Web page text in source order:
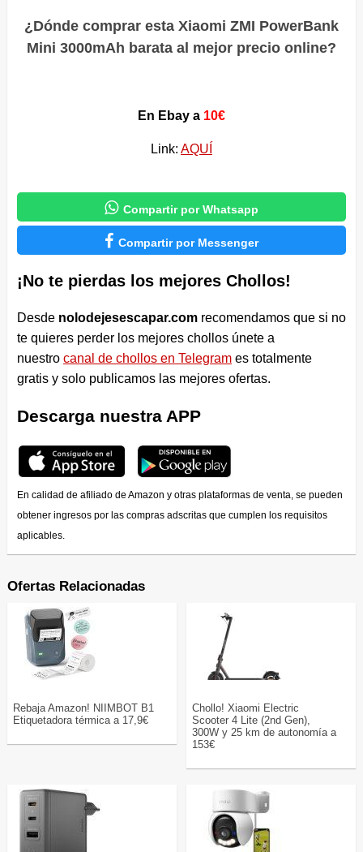
¿Dónde comprar esta Xiaomi ZMI PowerBank
Mini 3000mAh barata al mejor precio online?
En Ebay a 10€
Link: AQUÍ
 Compartir por Whatsapp
 Compartir por Messenger
¡No te pierdas los mejores Chollos!
Desde nolodejesescapar.comrecomendamos que si no
te quieres perder los mejores chollos únete a
nuestro canal de chollos en Telegrames totalmente
gratis y solo publicamos las mejores ofertas.
Descarga nuestra APP
En calidad de afiliado de Amazon y otras plataformas de venta, se pueden
obtener ingresos por las compras adscritas que cumplen los requisitos
aplicables.
Ofertas Relacionadas
Rebaja Amazon! NIIMBOT B1
Etiquetadora térmica a 17,9€
Chollo! Xiaomi Electric
Scooter 4 Lite (2nd Gen),
300W y 25 km de autonomía a
153€